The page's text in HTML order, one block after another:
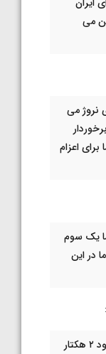
می
نروژ می
اعزام
یک سوم
در این
این کمپ دارای فضایی در حدود ۲ هکتار